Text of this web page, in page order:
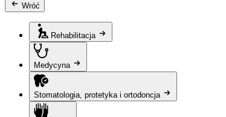
Wróć
Rehabilitacja
Medycyna
Stomatologia, protetyka i ortodoncja